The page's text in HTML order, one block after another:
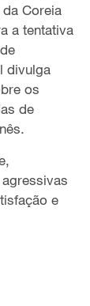
Coreia
a tentativa
divulga
os
de
,
e